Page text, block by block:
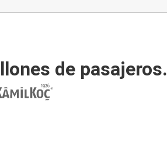
de pasajeros.